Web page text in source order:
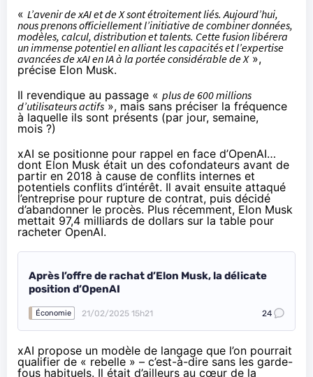
« L’avenir de xAI et de X sont étroitement liés. Aujourd’hui,
nous prenons officiellement l’initiative de combiner données,
modèles, calcul, distribution et talents. Cette fusion libérera
un immense potentiel en alliant les capacités et l’expertise
avancées de xAI en IA à la portée considérable de X»,
précise Elon Musk.
Il revendique au passage « plus de 600 millions
d’utilisateurs actifs», mais sans préciser la fréquence
à laquelle ils sont présents (par jour, semaine,
mois ?)
xAI se positionne pour rappel en face d’OpenAI…
dont Elon Musk était un des cofondateurs avant de
partir en 2018 à cause de conflits internes et
potentiels conflits d’intérêt. Il avait ensuite attaqué
l’entreprise pour rupture de contrat, puis décidé
d’abandonner le procès. Plus récemment, Elon Musk
mettait 97,4 milliards de dollars sur la table pour
racheter OpenAI.
Après l’offre de rachat d’Elon Musk, la délicate
position d’OpenAI
Économie 21/02/2025 15h21 24
xAI propose un modèle de langage que l’on pourrait
qualifier de « rebelle » – c’est-à-dire sans les garde-
fous habituels. Il était d’ailleurs au cœur de la